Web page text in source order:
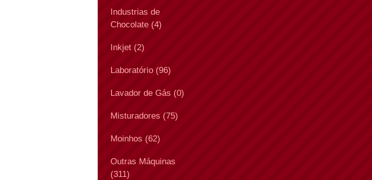
Industrias de
Chocolate (4)
Inkjet (2)
Laboratório (96)
Lavador de Gás (0)
Misturadores (75)
Moinhos (62)
Outras Máquinas
(311)